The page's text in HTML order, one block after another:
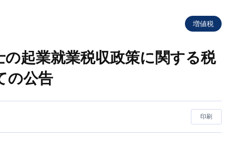
増値税
起業就業税収政策に関する税
の公告
印刷